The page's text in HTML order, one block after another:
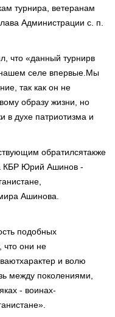
турнира, ветеранам
Администрации с. п.
что «данный турнирв
нашем селе впервые.Мы
так как он не
образу жизни, но
в духе патриотизма и
обратилсятакже
КБР Юрий Ашинов -
Ашинова.
подобных
что они не
и волю
между поколениями,
- воинах-